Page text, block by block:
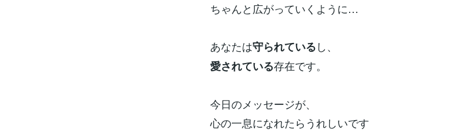
ちゃんと広がっていくように…
あなたは守られているし、
愛されている存在です。
今日のメッセージが、
心の一息になれたらうれしいです